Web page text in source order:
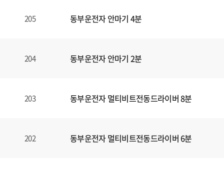
205 동부운전자 안마기 4분
204 동부운전자 안마기 2분
203 동부운전자 멀티비트전동드라이버 8분
202 동부운전자 멀티비트전동드라이버 6분